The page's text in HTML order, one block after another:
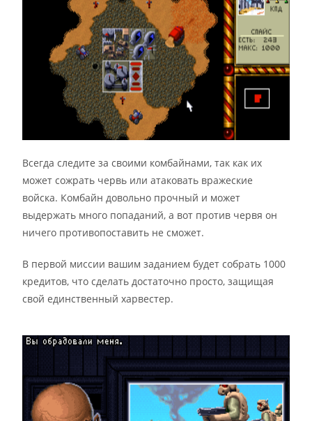
Всегда следите за своими комбайнами, так как их
может сожрать червь или атаковать вражеские
войска. Комбайн довольно прочный и может
выдержать много попаданий, а вот против червя он
ничего противопоставить не сможет.
В первой миссии вашим заданием будет собрать 1000
кредитов, что сделать достаточно просто, защищая
свой единственный харвестер.